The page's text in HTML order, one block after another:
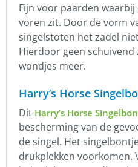
Fijn voor paarden
voren zit. Door de vorm
singelstoten het zadel
Hierdoor geen schuivend
wondjes meer.
Harry’s Horse
Dit Harry’s Horse
bescherming van de
de singel. Het
drukplekken voorkomen.